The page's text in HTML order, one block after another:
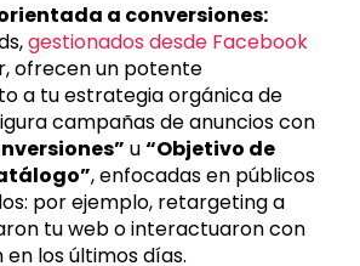
a conversiones:
gestionados desde Facebook
ofrecen un potente
a tu estrategia orgánica de
campañas de anuncios con
u“Objetivo de
, enfocadas en públicos
por ejemplo, retargeting a
tu web o interactuaron con
los últimos días.